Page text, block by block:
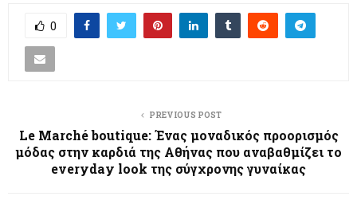
0
PREVIOUS POST
Le Marché boutique: Ένας μοναδικός προορισμός
μόδας στην καρδιά της Αθήνας που αναβαθμίζει το
everyday look της σύγχρονης γυναίκας